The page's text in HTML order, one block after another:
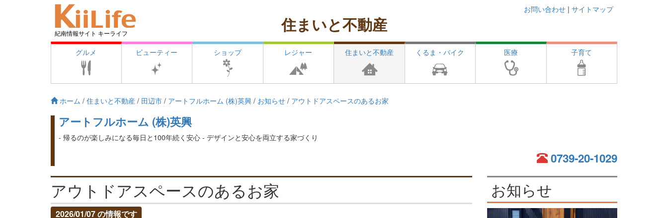
紀南情報サイト キーライフ 住まいと不動産
お問い合わせ | サイトマップ
グルメ ビューティー ショップ レジャー 住まいと不動産 くるま・バイク 医療 子育て
ホーム / 住まいと不動産 / 田辺市 / アートフルホーム (株)英興 / お知らせ / アウトドアスペースのあるお家
アートフルホーム (株)英興
- 帰るのが楽しみになる毎日と100年続く安心 - デザインと安心を両立する家づくり
0739-20-1029
アウトドアスペースのあるお家
2026/01/07 の情報です
お知らせ